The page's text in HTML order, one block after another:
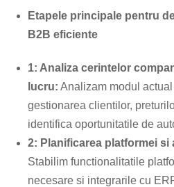
Etapele principale pentru
B2B eficiente
1: Analiza cerintelor
lucru: Analizam modul
gestionarea clientilor,
identifica oportunitatile de
2: Planificarea platformei si
Stabilim functionalitatile
necesare si integrarile cu